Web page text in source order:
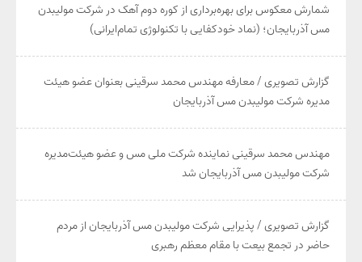
شمارش معکوس برای بهره‌برداری از کوره دوم آهک در شرکت مولیبدن
مس آذربایجان؛ (نماد خودکفایی با تکنولوژی تمام‌ایرانی)
گزارش تصویری / معارفه مهندس محمد سرقینی بعنوان عضو هیئت‌
مدیره شرکت مولیبدن مس آذربایجان
مهندس محمد سرقینی نماینده شرکت ملی مس و عضو هیئت‌مدیره
شرکت مولیبدن مس آذربایجان شد
گزارش تصویری / پذیرایی شرکت مولیبدن مس آذربایجان از مردم
حاضر در تجمع بیعت با مقام معظم رهبری